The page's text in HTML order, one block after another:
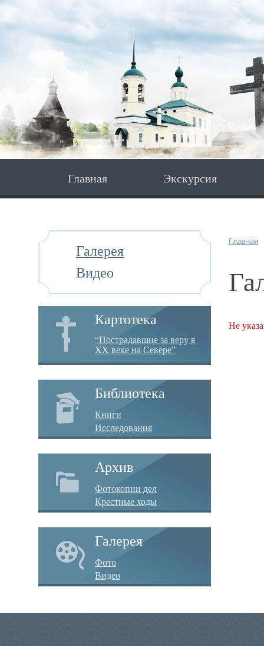
Главная Экскурсия
Галерея
Видео
Картотека
“Пострадавшие за веру в
XX веке на Севере”
Библиотека
Книги
Исследования
Архив
Фотокопии дел
Крестные ходы
Галерея
Фото
Видео
Главная
Не